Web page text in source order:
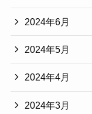
2024年6月
2024年5月
2024年4月
2024年3月